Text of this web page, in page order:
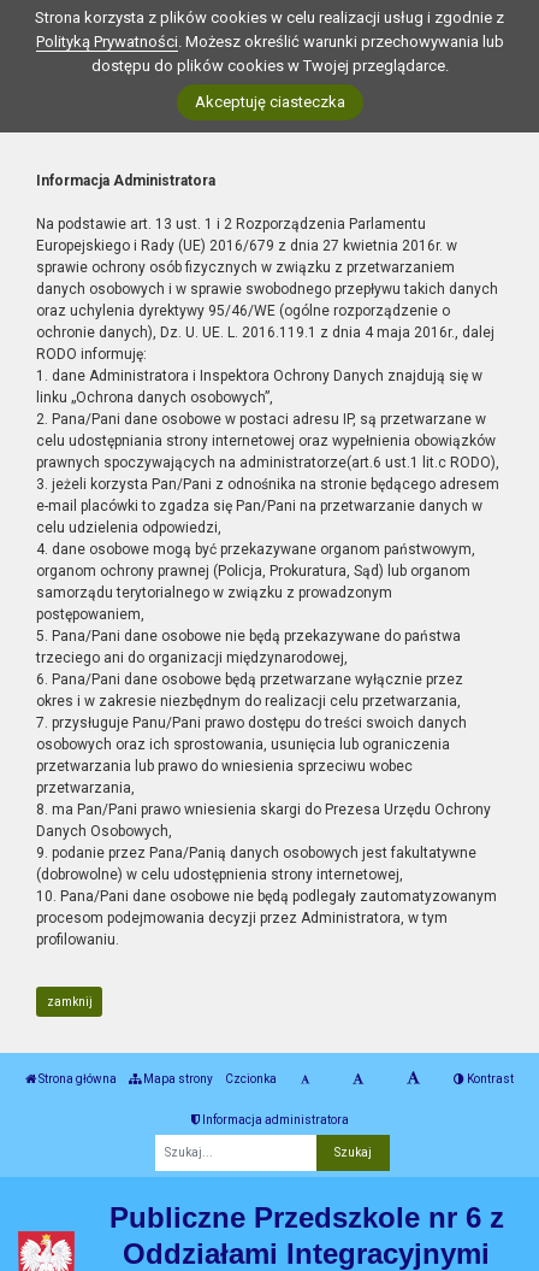
Strona korzysta z plików cookies w celu realizacji usług i zgodnie z
Polityką Prywatności. Możesz określić warunki przechowywania lub
dostępu do plików cookies w Twojej przeglądarce.
Akceptuję ciasteczka
Informacja Administratora
Na podstawie art. 13 ust. 1 i 2 Rozporządzenia Parlamentu
Europejskiego i Rady (UE) 2016/679 z dnia 27 kwietnia 2016r. w
sprawie ochrony osób fizycznych w związku z przetwarzaniem
danych osobowych i w sprawie swobodnego przepływu takich danych
oraz uchylenia dyrektywy 95/46/WE (ogólne rozporządzenie o
ochronie danych), Dz. U. UE. L. 2016.119.1 z dnia 4 maja 2016r., dalej
RODO informuję:
1. dane Administratora i Inspektora Ochrony Danych znajdują się w
linku „Ochrona danych osobowych”,
2. Pana/Pani dane osobowe w postaci adresu IP, są przetwarzane w
celu udostępniania strony internetowej oraz wypełnienia obowiązków
prawnych spoczywających na administratorze(art.6 ust.1 lit.c RODO),
3. jeżeli korzysta Pan/Pani z odnośnika na stronie będącego adresem
e-mail placówki to zgadza się Pan/Pani na przetwarzanie danych w
celu udzielenia odpowiedzi,
4. dane osobowe mogą być przekazywane organom państwowym,
organom ochrony prawnej (Policja, Prokuratura, Sąd) lub organom
samorządu terytorialnego w związku z prowadzonym
postępowaniem,
5. Pana/Pani dane osobowe nie będą przekazywane do państwa
trzeciego ani do organizacji międzynarodowej,
6. Pana/Pani dane osobowe będą przetwarzane wyłącznie przez
okres i w zakresie niezbędnym do realizacji celu przetwarzania,
7. przysługuje Panu/Pani prawo dostępu do treści swoich danych
osobowych oraz ich sprostowania, usunięcia lub ograniczenia
przetwarzania lub prawo do wniesienia sprzeciwu wobec
przetwarzania,
8. ma Pan/Pani prawo wniesienia skargi do Prezesa Urzędu Ochrony
Danych Osobowych,
9. podanie przez Pana/Panią danych osobowych jest fakultatywne
(dobrowolne) w celu udostępnienia strony internetowej,
10. Pana/Pani dane osobowe nie będą podlegały zautomatyzowanym
procesom podejmowania decyzji przez Administratora, w tym
profilowaniu.
zamknij
Strona główna Mapa strony Czcionka Kontrast
Informacja administratora
Publiczne Przedszkole nr 6 z
Oddziałami Integracyjnymi